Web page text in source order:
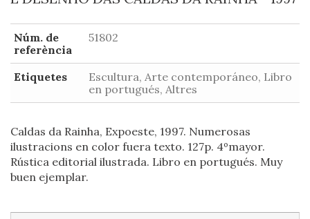
Núm. de
referència
51802
Etiquetes
Escultura, Arte contemporáneo, Libro
en portugués, Altres
Caldas da Rainha, Expoeste, 1997. Numerosas
ilustracions en color fuera texto. 127p. 4ºmayor.
Rústica editorial ilustrada. Libro en portugués. Muy
buen ejemplar.